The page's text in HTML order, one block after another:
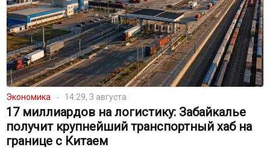
Экономика 14:29, 3 августа
17 миллиардов на логистику: Забайкалье
получит крупнейший транспортный хаб на
границе с Китаем